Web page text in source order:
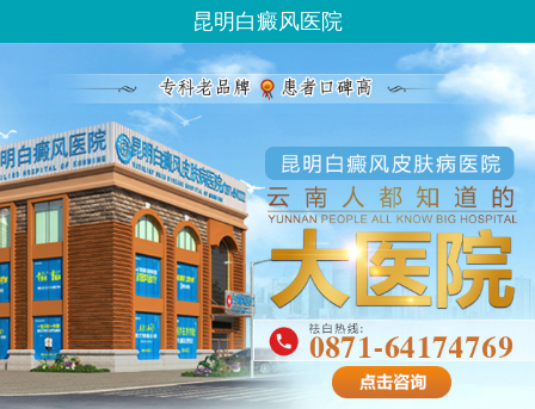
昆明白癜风医院